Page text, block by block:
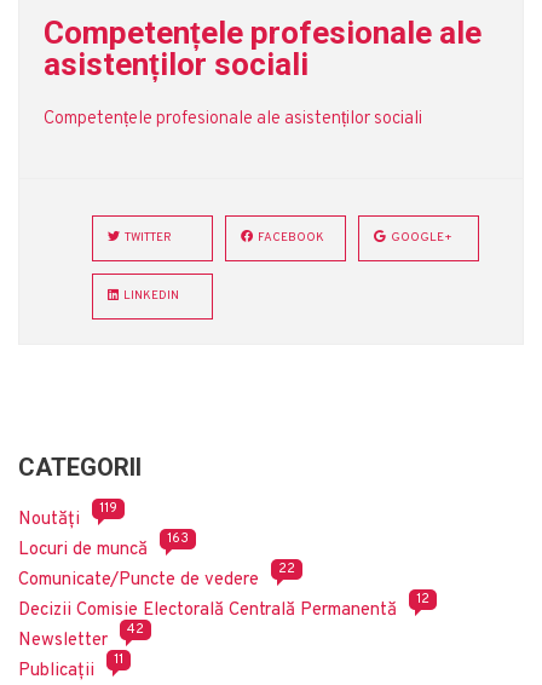
Competențele profesionale ale
asistenților sociali
Competențele profesionale ale asistenților sociali
TWITTER FACEBOOK GOOGLE+
LINKEDIN
CATEGORII
Noutăți 119
Locuri de muncă 163
Comunicate/Puncte de vedere 22
Decizii Comisie Electorală Centrală Permanentă 12
Newsletter 42
Publicații 11